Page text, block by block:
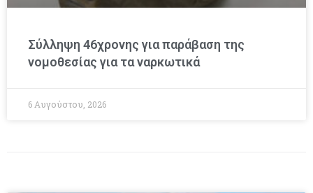
Σύλληψη 46χρονης για παράβαση της
νομοθεσίας για τα ναρκωτικά
6 Αυγούστου, 2026